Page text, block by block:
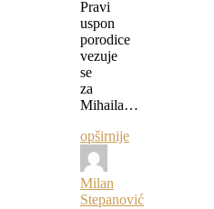
Pravi
uspon
porodice
vezuje
se
za
Mihaila…
opširnije
Milan
Stepanović